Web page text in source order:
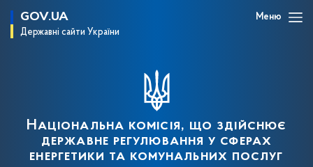
GOV.UA
Державні сайти України
Меню
Національна комісія, що здійснює
державне регулювання у сферах
енергетики та комунальних послуг